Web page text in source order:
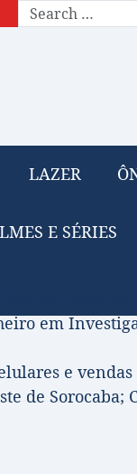
LAZER
E SÉRIES
em
e
de